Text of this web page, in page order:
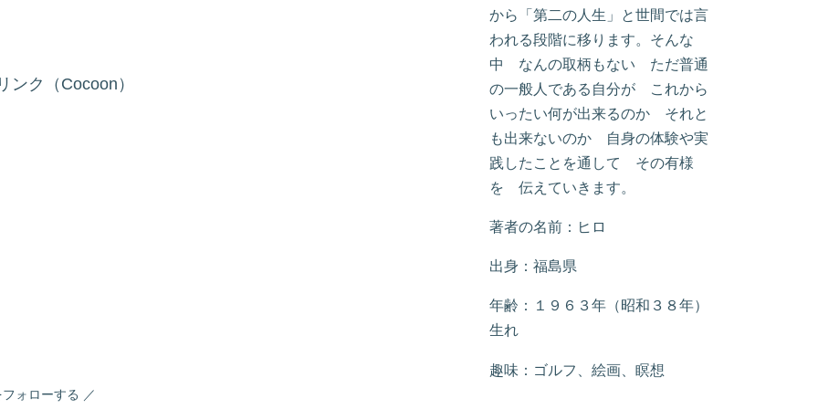
ンク（Cocoon）
ォローする
から「第二の人生」と世間では言
われる段階に移ります。そんな
中 なんの取柄もない ただ普通
の一般人である自分が これから
いったい何が出来るのか それと
も出来ないのか 自身の体験や実
践したことを通して その有様
を 伝えていきます。
著者の名前：ヒロ
出身：福島県
年齢：１９６３年（昭和３８年）
生れ
趣味：ゴルフ、絵画、瞑想